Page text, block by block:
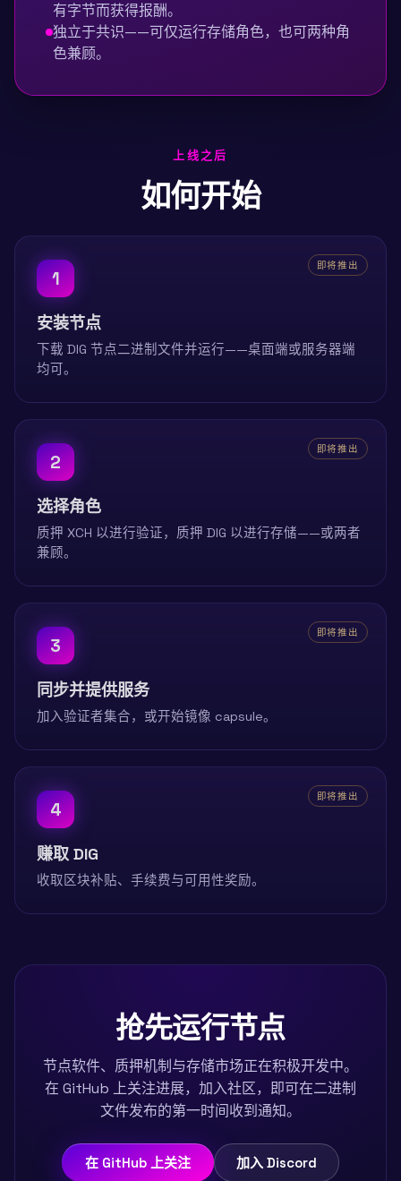
有字节而获得报酬。
独立于共识——可仅运行存储角色，也可两种角
色兼顾。
上线之后
如何开始
即将推出
1
安装节点
下载 DIG 节点二进制文件并运行——桌面端或服务器端
均可。
即将推出
2
选择角色
质押 XCH 以进行验证，质押 DIG 以进行存储——或两者
兼顾。
即将推出
3
同步并提供服务
加入验证者集合，或开始镜像 capsule。
即将推出
4
赚取 DIG
收取区块补贴、手续费与可用性奖励。
抢先运行节点
节点软件、质押机制与存储市场正在积极开发中。
在 GitHub 上关注进展，加入社区，即可在二进制
文件发布的第一时间收到通知。
在 GitHub 上关注 加入 Discord